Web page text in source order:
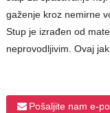
gaženje kroz nemirne
Stup je izrađen od
neprovodljivim. Ovaj
Pošaljite nam e-